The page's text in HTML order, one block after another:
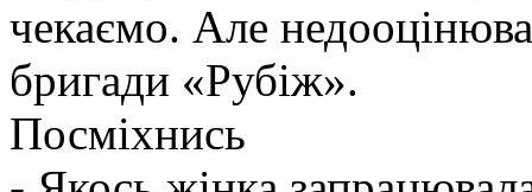
чекаємо. Але
бригади «Рубіж».
Посміхнись